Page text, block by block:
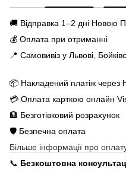
🚚 Відправка 1–2 дні Новою
💰 Оплата при отриманні
📍 Самовивіз у Львові,
📦 Накладений платіж через
💳 Оплата карткою онлайн
🏦 Безготівковий розрахунок
🛡️ Безпечна оплата
Більше інформації про
📞 Безкоштовна